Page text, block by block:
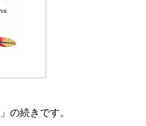
」の続きです。